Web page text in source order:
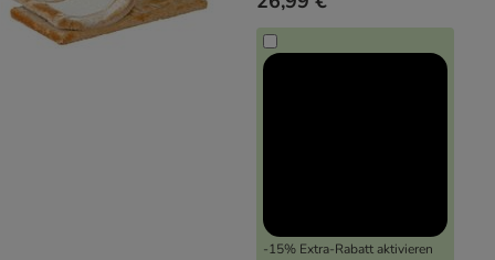
-15% Extra-Rabatt aktivieren